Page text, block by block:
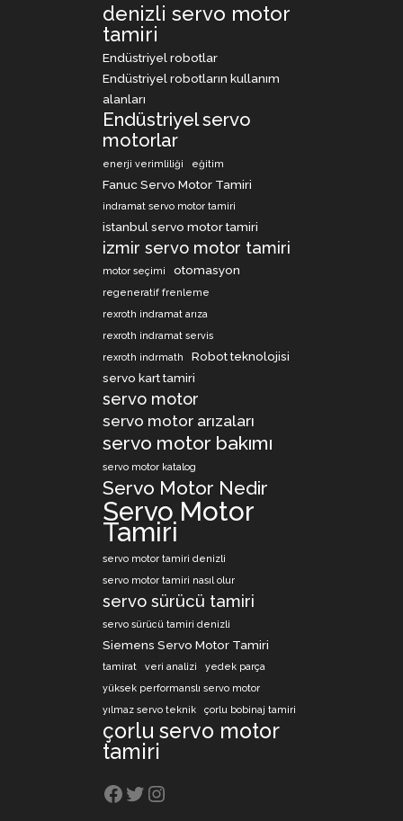
denizli servo motor
tamiri
Endüstriyel robotlar
Endüstriyel robotların kullanım
alanları
Endüstriyel servo
motorlar
enerji verimliliği eğitim
Fanuc Servo Motor Tamiri
indramat servo motor tamiri
istanbul servo motor tamiri
izmir servo motor tamiri
motor seçimi otomasyon
regeneratif frenleme
rexroth indramat arıza
rexroth indramat servis
rexroth indrmath
Robot teknolojisi
servo kart tamiri
servo motor
servo motor arızaları
servo motor bakımı
servo motor katalog
Servo Motor Nedir
Servo Motor
Tamiri
servo motor tamiri denizli
servo motor tamiri nasıl olur
servo sürücü tamiri
servo sürücü tamiri denizli
Siemens Servo Motor Tamiri
tamirat veri analizi
yedek parça
yüksek performanslı servo motor
yılmaz servo teknik
çorlu bobinaj tamiri
çorlu servo motor
tamiri
Facebook
Twitter
Instagram